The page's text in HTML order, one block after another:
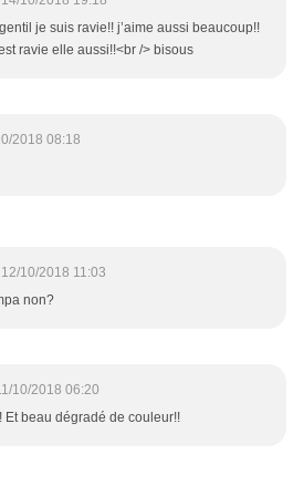
je suis ravie!! j’aime aussi beaucoup!!
ravie elle aussi!!<br /> bisous
2018 08:18
12/10/2018 11:03
non?
10/2018 06:20
Et beau dégradé de couleur!!